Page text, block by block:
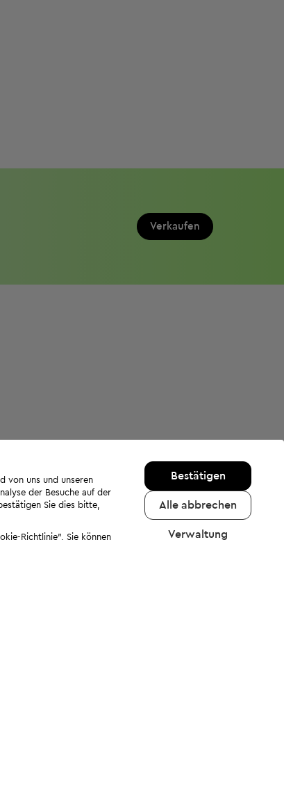
Verkaufen
von uns und unseren
der Besuche auf der
Sie dies bitte,
Richtlinie". Sie können
Bestätigen
Alle abbrechen
Verwaltung